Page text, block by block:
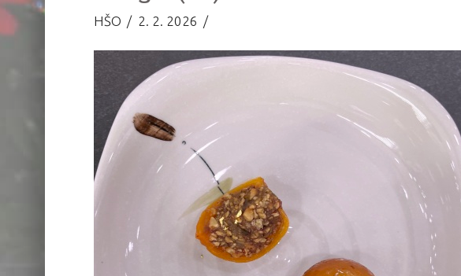
HŠO 2. 2. 2026